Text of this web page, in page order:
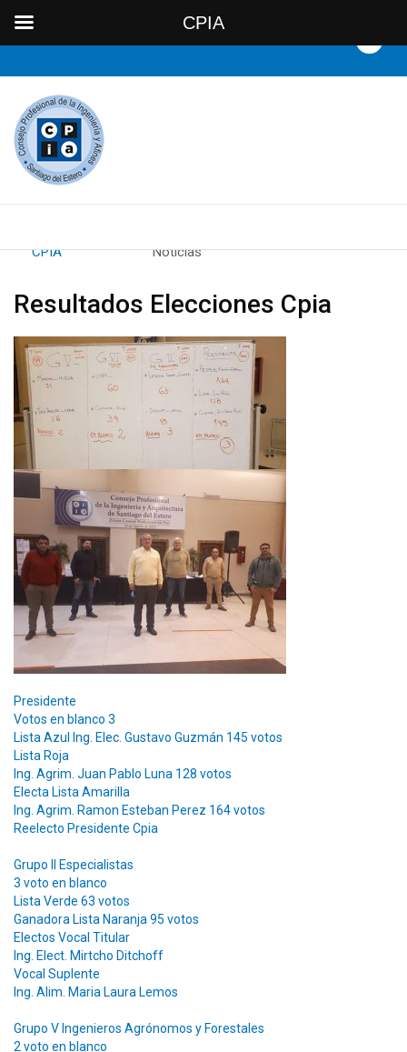
ByCPIA Category: Noticias
Resultados Elecciones Cpia
Presidente
Votos en blanco 3
Lista Azul Ing. Elec. Gustavo Guzmán 145 votos
Lista Roja
Ing. Agrim. Juan Pablo Luna 128 votos
Electa Lista Amarilla
Ing. Agrim. Ramon Esteban Perez 164 votos
Reelecto Presidente Cpia
Grupo II Especialistas
3 voto en blanco
Lista Verde 63 votos
Ganadora Lista Naranja 95 votos
Electos Vocal Titular
Ing. Elect. Mirtcho Ditchoff
Vocal Suplente
Ing. Alim. Maria Laura Lemos
Grupo V Ingenieros Agrónomos y Forestales
2 voto en blanco
CPIA